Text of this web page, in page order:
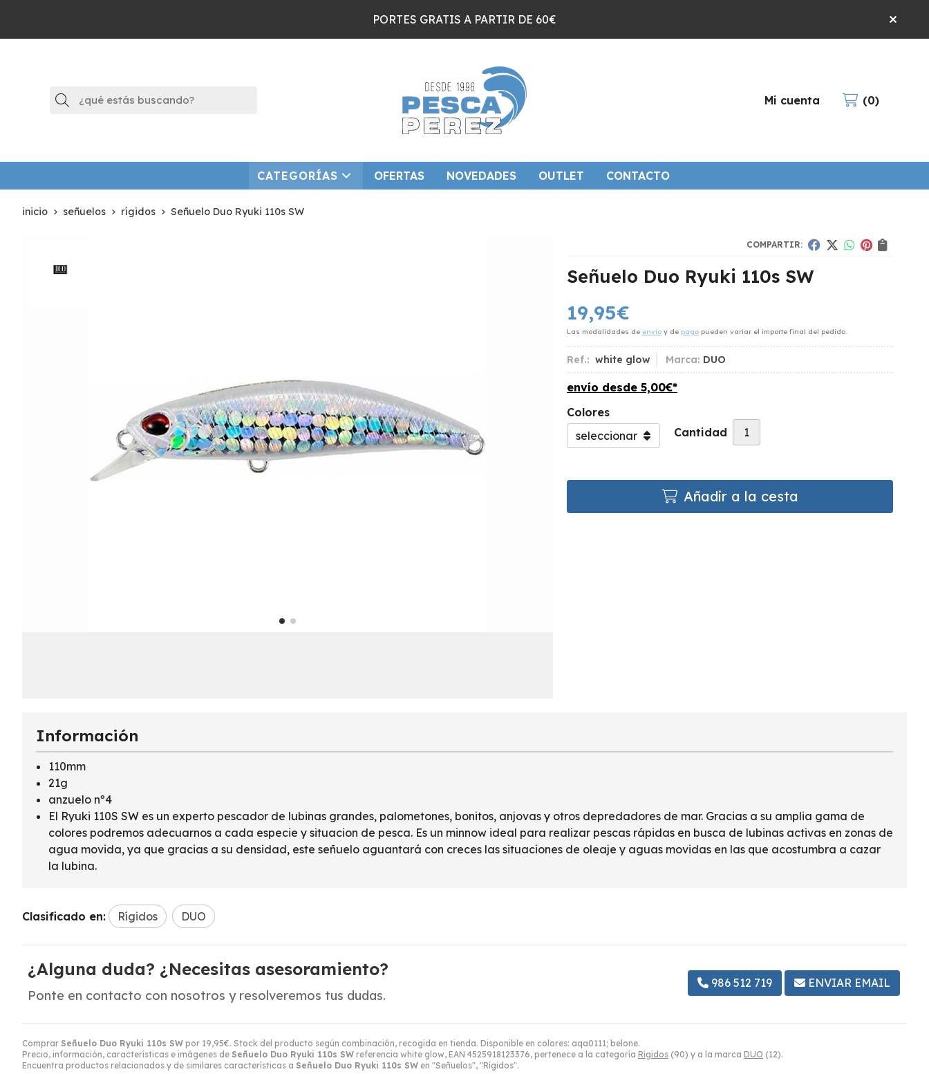
PORTES GRATIS A PARTIR DE 60€
Buscar Mi cuenta 0
CATEGORÍAS OFERTAS NOVEDADES OUTLET CONTACTO
inicio señuelos rígidos Señuelo Duo Ryuki 110s SW
COMPARTIR:
Señuelo Duo Ryuki 110s SW
19,95€
Las modalidades de envío y de pago pueden variar el importe final del pedido.
Ref.: white glow Marca: DUO
envío desde 5,00€*
Colores
Cantidad
Añadir a la cesta
Comprar Señuelo Duo Ryuki 110s SW por 19,95€. Stock del producto según combinación, recogida en tienda. Disponible en colores: aqa0111; belone.
Precio, información, características e imágenes de Señuelo Duo Ryuki 110s SW referencia white glow, EAN 4525918123376, pertenece a la categoría Rígidos (90) y a la marca DUO (12).
Encuentra productos relacionados y de similares características a Señuelo Duo Ryuki 110s SW en "Señuelos", "Rígidos".
Información
110mm
21g
anzuelo nº4
El Ryuki 110S SW es un experto pescador de lubinas grandes, palometones, bonitos, anjovas y otros depredadores de mar. Gracias a su amplia gama de
colores podremos adecuarnos a cada especie y situacion de pesca. Es un minnow ideal para realizar pescas rápidas en busca de lubinas activas en zonas de
agua movida, ya que gracias a su densidad, este señuelo aguantará con creces las situaciones de oleaje y aguas movidas en las que acostumbra a cazar
la lubina.
Clasificado en: Rígidos DUO
¿Alguna duda? ¿Necesitas asesoramiento?
Ponte en contacto con nosotros y resolveremos tus dudas.
986 512 719 ENVIAR EMAIL